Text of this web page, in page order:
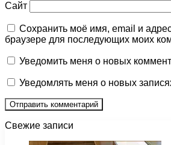
Сайт
Сохранить моё имя, email и
браузере для последующих моих
Уведомить меня о новых
Уведомлять меня о новых
Свежие записи